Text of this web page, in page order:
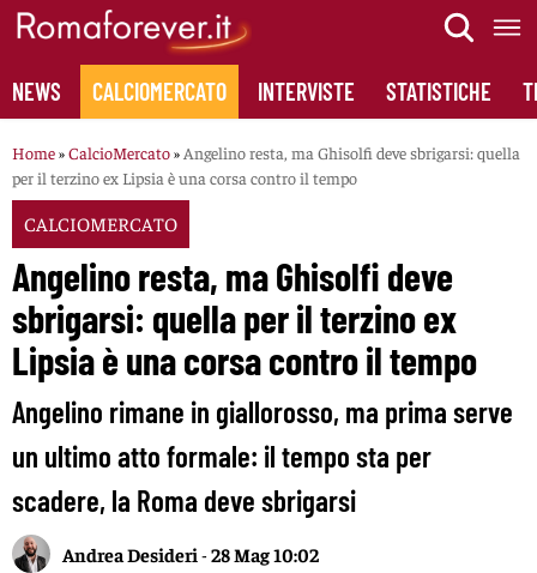
Skip
content
NEWS CALCIOMERCATO INTERVISTE STATISTICHE
Home»CalcioMercato» Angelino resta, ma Ghisolfi deve sbrigarsi: quella
per il terzino ex Lipsia è una corsa contro il tempo
CALCIOMERCATO
Angelino resta, ma Ghisolfi deve
sbrigarsi: quella per il terzino ex
Lipsia è una corsa contro il tempo
Angelino rimane in giallorosso, ma prima serve
un ultimo atto formale: il tempo sta per
scadere, la Roma deve sbrigarsi
Andrea Desideri -28 Mag 10:02